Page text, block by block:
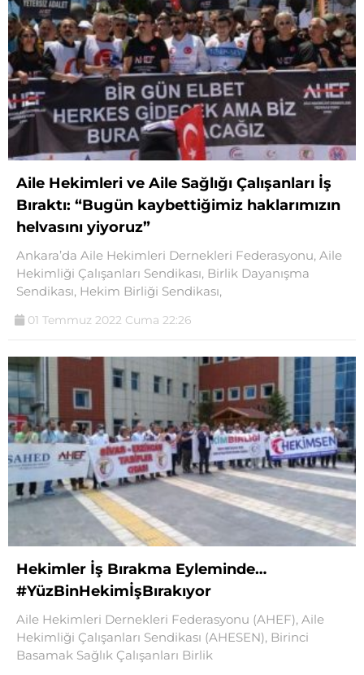
Aile Hekimleri ve Aile Sağlığı Çalışanları İş
Bıraktı: “Bugün kaybettiğimiz haklarımızın
helvasını yiyoruz”
Ankara’da Aile Hekimleri Dernekleri Federasyonu, Aile
Hekimliği Çalışanları Sendikası, Birlik Dayanışma
Sendikası, Hekim Birliği Sendikası,
01 Temmuz 2022 Cuma 22:26
Hekimler İş Bırakma Eyleminde…
#YüzBinHekimİşBırakıyor
Aile Hekimleri Dernekleri Federasyonu (AHEF), Aile
Hekimliği Çalışanları Sendikası (AHESEN), Birinci
Basamak Sağlık Çalışanları Birlik